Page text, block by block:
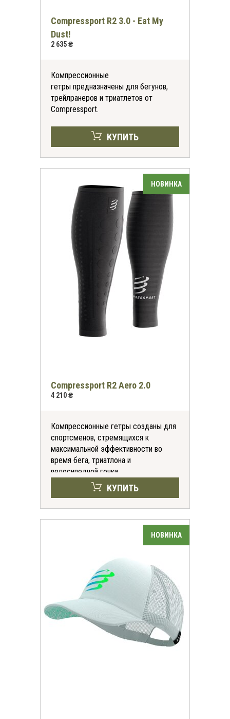
Compressport R2 3.0 - Eat My
Dust!
2 635 ₴
Компрессионные
гетры предназначены для бегунов,
трейлранеров и триатлетов от
Compressport.
КУПИТЬ
Compressport R2 Aero 2.0
4 210 ₴
Компрессионные гетры созданы для
спортсменов, стремящихся к
максимальной эффективности во
время бега, триатлона и
велосипедной гонки.
КУПИТЬ